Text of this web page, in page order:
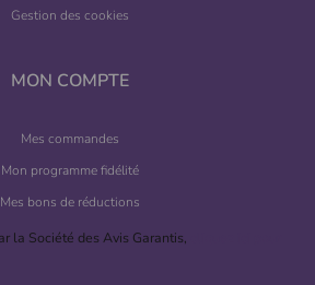
Gestion des cookies
MON COMPTE
Mes commandes
Mon programme fidélité
Mes bons de réductions
la Société des Avis Garantis,